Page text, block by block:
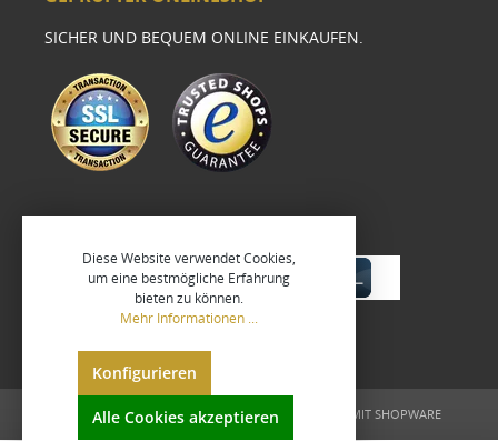
SICHER UND BEQUEM ONLINE EINKAUFEN.
UMGESETZT VONXEROGRAFIX GMBH REALISIERT MIT SHOPWARE
Diese Website verwendet Cookies,
um eine bestmögliche Erfahrung
bieten zu können.
Mehr Informationen ...
Konfigurieren
Alle Cookies akzeptieren